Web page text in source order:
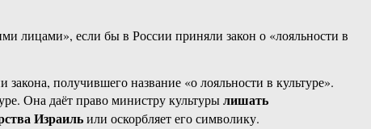
лицами», если бы в России приняли закон о «лояльности в
получившего название «о лояльности в культуре».
Она даёт право министру культурылишать
Израильили оскорбляет его символику.